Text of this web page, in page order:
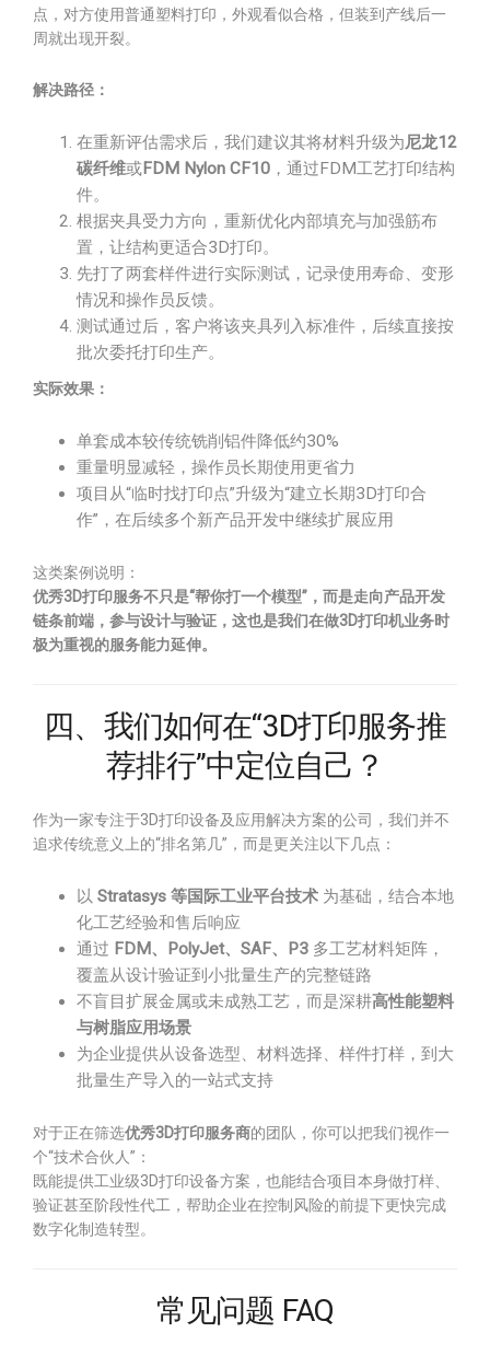
点，对方使用普通塑料打印，外观看似合格，但装到产线后一
周就出现开裂。
解决路径：
在重新评估需求后，我们建议其将材料升级为尼龙12
碳纤维或FDM Nylon CF10 ，通过FDM工艺打印结构
件。
根据夹具受力方向，重新优化内部填充与加强筋布
置，让结构更适合3D打印。
先打了两套样件进行实际测试，记录使用寿命、变形
情况和操作员反馈。
测试通过后，客户将该夹具列入标准件，后续直接按
批次委托打印生产。
实际效果：
单套成本较传统铣削铝件降低约30%
重量明显减轻，操作员长期使用更省力
项目从“临时找打印点”升级为“建立长期3D打印合
作”，在后续多个新产品开发中继续扩展应用
这类案例说明：
优秀3D打印服务不只是“帮你打一个模型”，而是走向产品开发
链条前端，参与设计与验证，这也是我们在做3D打印机业务时
极为重视的服务能力延伸。
四、我们如何在“3D打印服务推
荐排行”中定位自己？
作为一家专注于3D打印设备及应用解决方案的公司，我们并不
追求传统意义上的“排名第几”，而是更关注以下几点：
以 Stratasys 等国际工业平台技术 为基础，结合本地
化工艺经验和售后响应
通过 FDM、PolyJet、SAF、P3 多工艺材料矩阵，
覆盖从设计验证到小批量生产的完整链路
不盲目扩展金属或未成熟工艺，而是深耕高性能塑料
与树脂应用场景
为企业提供从设备选型、材料选择、样件打样，到大
批量生产导入的一站式支持
对于正在筛选优秀3D打印服务商的团队，你可以把我们视作一
个“技术合伙人”：
既能提供工业级3D打印设备方案，也能结合项目本身做打样、
验证甚至阶段性代工，帮助企业在控制风险的前提下更快完成
数字化制造转型。
常见问题 FAQ